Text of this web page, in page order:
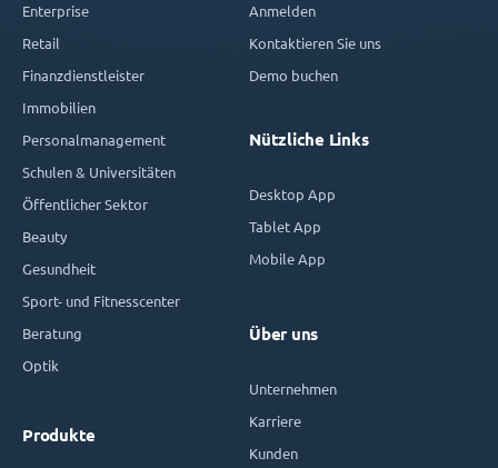
Enterprise
Retail
Finanzdienstleister
Immobilien
Personalmanagement
Schulen & Universitäten
Öffentlicher Sektor
Beauty
Gesundheit
Sport- und Fitnesscenter
Beratung
Optik
Produkte
Anmelden
Kontaktieren Sie uns
Demo buchen
Nützliche Links
Desktop App
Tablet App
Mobile App
Über uns
Unternehmen
Karriere
Kunden